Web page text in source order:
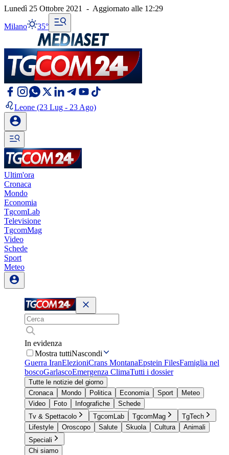
Lunedì 25 Ottobre 2021 - Aggiornato alle 12:29
Milano 35°
Leone (23 Lug - 23 Ago)
Ultim'ora
Cronaca
Mondo
Economia
TgcomLab
Televisione
TgcomMag
Video
Schede
Sport
Meteo
In evidenza
Mostra tuttiNascondi
Guerra IranElezioniCrans MontanaEpstein FilesFamiglia nel
boscoGarlascoEmergenza ClimaTutti i dossier
Tutte le notizie del giorno
Cronaca
Mondo Politica Economia Sport
Meteo
Video
Foto Infografiche
Schede
Tv & Spettacolo
TgcomLab TgcomMag
TgTech
Lifestyle
Oroscopo Salute Skuola Cultura
Animali
Speciali
Chi siamo